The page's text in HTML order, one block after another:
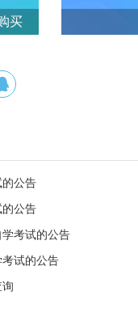
买
的公告
的公告
学考试的公告
考试的公告